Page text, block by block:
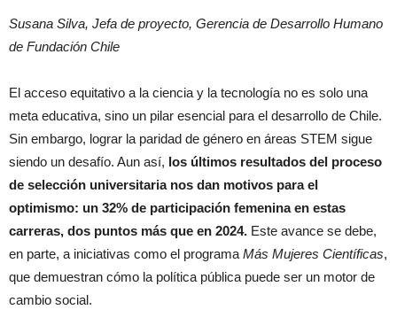
Susana Silva, Jefa de proyecto, Gerencia de Desarrollo Humano
de Fundación Chile
El acceso equitativo a la ciencia y la tecnología no es solo una
meta educativa, sino un pilar esencial para el desarrollo de Chile.
Sin embargo, lograr la paridad de género en áreas STEM sigue
siendo un desafío. Aun así, los últimos resultados del proceso
de selección universitaria nos dan motivos para el
optimismo: un 32% de participación femenina en estas
carreras, dos puntos más que en 2024. Este avance se debe,
en parte, a iniciativas como el programa Más Mujeres Científicas,
que demuestran cómo la política pública puede ser un motor de
cambio social.